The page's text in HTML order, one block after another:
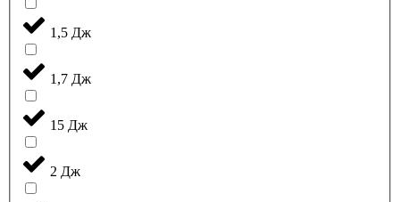
1,5 Дж
1,7 Дж
15 Дж
2 Дж